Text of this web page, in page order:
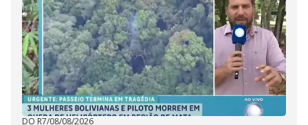
DO R7/08/08/2026